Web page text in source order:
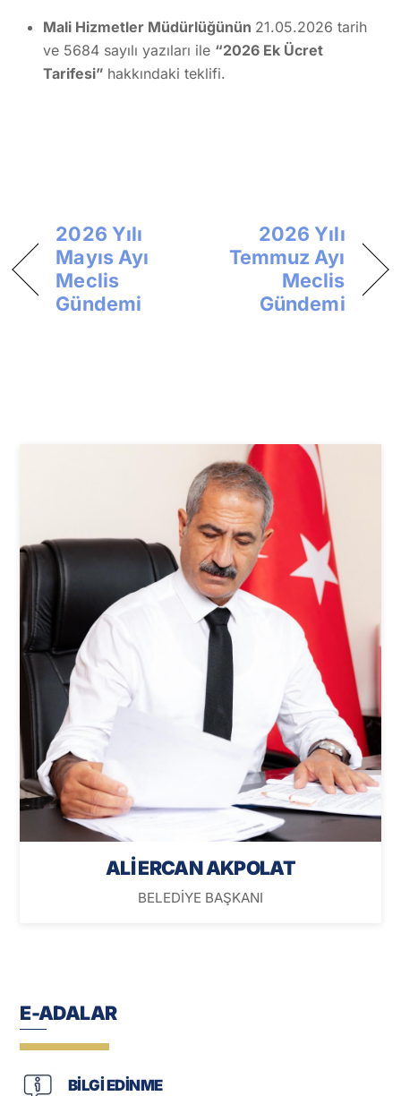
Mali Hizmetler Müdürlüğünün 21.05.2026 tarih
ve 5684 sayılı yazıları ile “2026 Ek Ücret
Tarifesi” hakkındaki teklifi.
2026 Yılı
Mayıs Ayı
Meclis
Gündemi
2026 Yılı
Temmuz Ayı
Meclis
Gündemi
ALİ ERCAN AKPOLAT
BELEDİYE BAŞKANI
E-ADALAR
BİLGİ EDİNME